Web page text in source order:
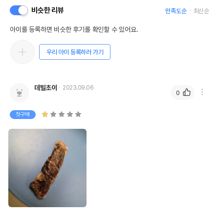
비슷한 리뷰 만족도순 최신순
아이를 등록하면 비슷한 후기를 확인할 수 있어요.
우리 아이 등록하러 가기
데빌초이 2023.09.06
첫구매
0